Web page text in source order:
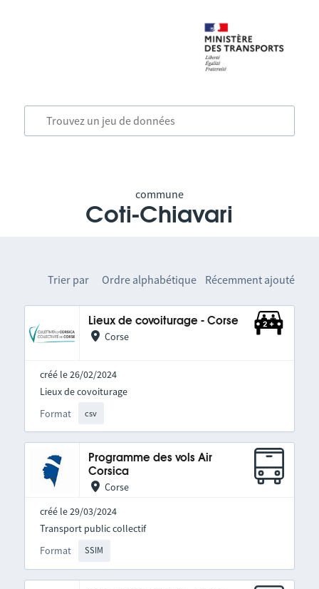
commune
Coti-Chiavari
Trier par Ordre alphabétique Récemment ajouté
Lieux de covoiturage - Corse
Corse
créé le 26/02/2024
Format csv
Lieux de covoiturage
Programme des vols Air
Corsica
Corse
créé le 29/03/2024
Format SSIM
Transport public collectif